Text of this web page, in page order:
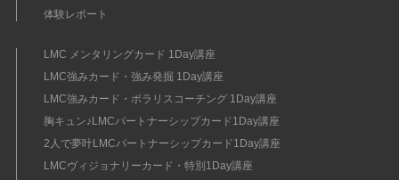
体験レポート
LMC メンタリングカード 1Day講座
LMC強みカード・強み発掘 1Day講座
LMC強みカード・ポラリスコーチング 1Day講座
胸キュン♪LMCパートナーシップカード1Day講座
2人で夢叶LMCパートナーシップカード1Day講座
LMCヴィジョナリーカード・特別1Day講座